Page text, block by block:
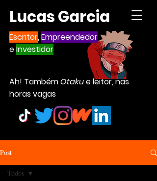
Lucas Garcia
Escritor,Empreendedor
eInvestidor
Ah! TambémOtakue leitor, nas
horas vagas
Post
Todos